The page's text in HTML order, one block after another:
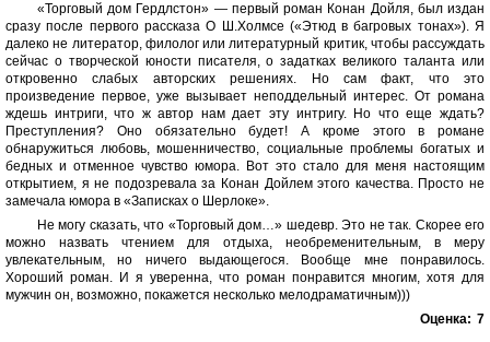
«Торговый дом Гердлстон» — первый роман Конан Дойля, был издан
сразу после первого рассказа О Ш.Холмсе («Этюд в багровых тонах»). Я
далеко не литератор, филолог или литературный критик, чтобы рассуждать
сейчас о творческой юности писателя, о задатках великого таланта или
откровенно слабых авторских решениях. Но сам факт, что это
произведение первое, уже вызывает неподдельный интерес. От романа
ждешь интриги, что ж автор нам дает эту интригу. Но что еще ждать?
Преступления? Оно обязательно будет! А кроме этого в романе
обнаружиться любовь, мошенничество, социальные проблемы богатых и
бедных и отменное чувство юмора. Вот это стало для меня настоящим
открытием, я не подозревала за Конан Дойлем этого качества. Просто не
замечала юмора в «Записках о Шерлоке».
Не могу сказать, что «Торговый дом…» шедевр. Это не так. Скорее его
можно назвать чтением для отдыха, необременительным, в меру
увлекательным, но ничего выдающегося. Вообще мне понравилось.
Хороший роман. И я уверенна, что роман понравится многим, хотя для
мужчин он, возможно, покажется несколько мелодраматичным)))
Оценка: 7